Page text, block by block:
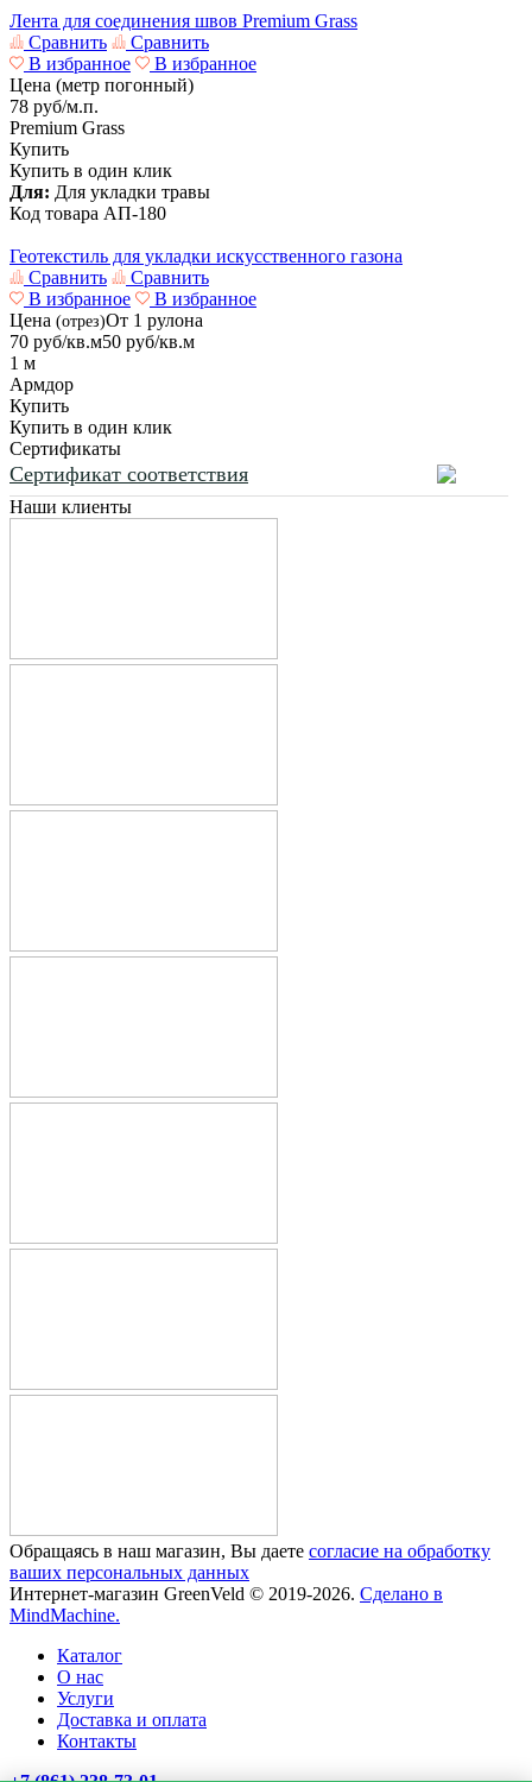
Лента для соединения швов Premium Grass
Сравнить
Сравнить
В избранное
В избранное
Цена (метр погонный)
78 руб/м.п.
Premium Grass
Купить
Купить в один клик
Для: Для укладки травы
Код товара АП-180
Геотекстиль для укладки искусственного газона
Сравнить
Сравнить
В избранное
В избранное
Цена (отрез)От 1 рулона
70 руб/кв.м50 руб/кв.м
1 м
Армдор
Купить
Купить в один клик
Сертификаты
Сертификат соответствия
Наши клиенты
Обращаясь в наш магазин, Вы даете согласие на обработку
ваших персональных данных
Интернет-магазин GreenVeld © 2019-2026. Сделано в
MindMachine.
Каталог
О нас
Услуги
Доставка и оплата
Контакты